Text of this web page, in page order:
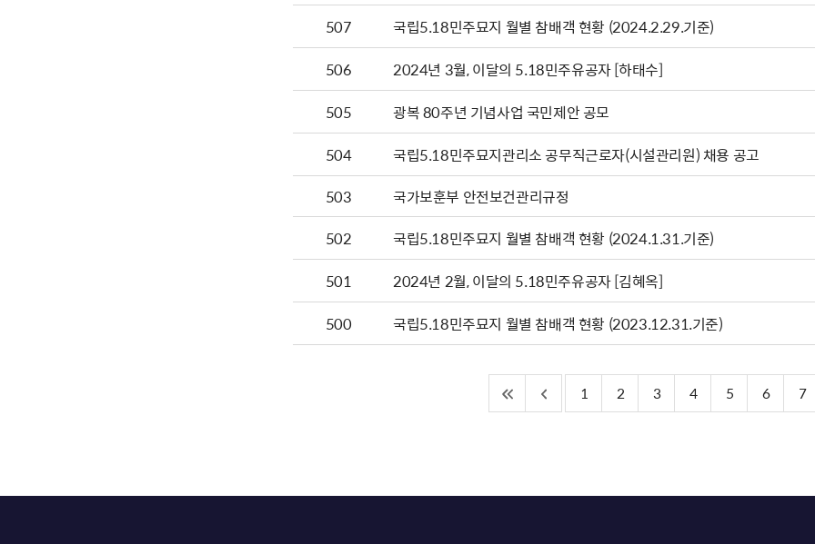
507
국립5.18민주묘지 월별 참배객 현황 (2024.2.29.기준)
506
2024년 3월, 이달의 5.18민주유공자 [하태수]
505
광복 80주년 기념사업 국민제안 공모
504
국립5.18민주묘지관리소 공무직근로자(시설관리원) 채용 공고
503
국가보훈부 안전보건관리규정
502
국립5.18민주묘지 월별 참배객 현황 (2024.1.31.기준)
501
2024년 2월, 이달의 5.18민주유공자 [김혜옥]
500
국립5.18민주묘지 월별 참배객 현황 (2023.12.31.기준)
1 2 3 4 5 6 7